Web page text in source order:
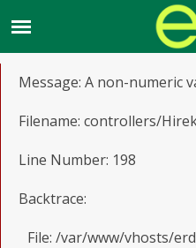
A PHP Error was encountered
Message: A non-numeric
Filename: controllers/
Line Number: 198
Backtrace:
File: /var/www/vhosts/